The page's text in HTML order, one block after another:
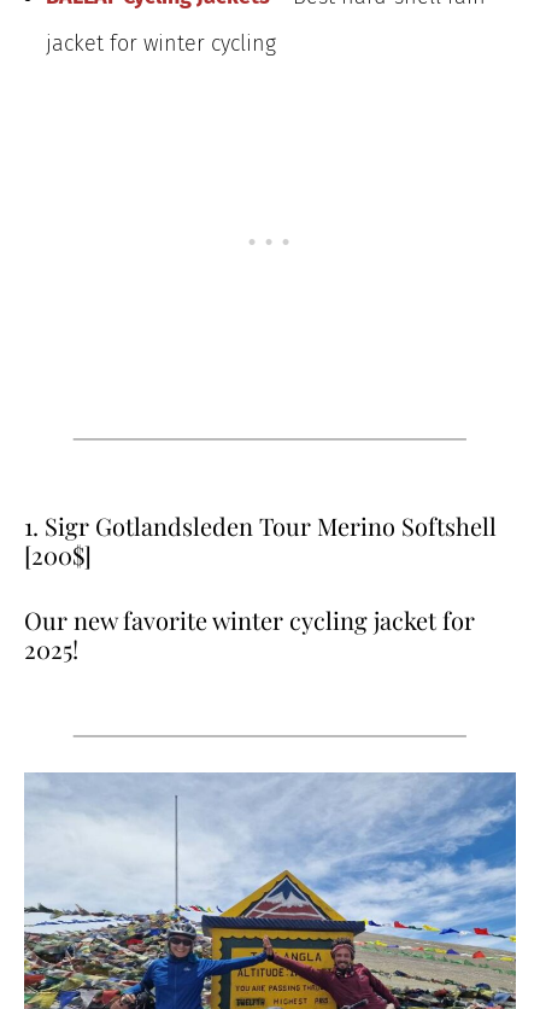
jacket for winter cycling
1. Sigr Gotlandsleden Tour Merino Softshell
[200$]
Our new favorite winter cycling jacket for
2025!